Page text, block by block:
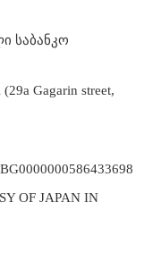
საბანკო
Gagarin street,
OF JAPAN IN